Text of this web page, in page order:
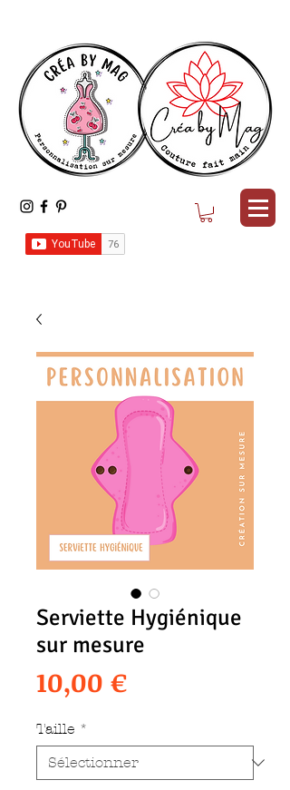
Serviette Hygiénique
sur mesure
10,00 €Prix
Taille *